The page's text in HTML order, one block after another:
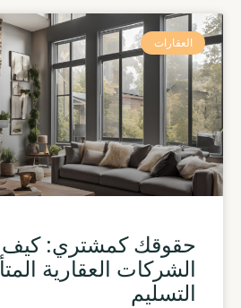
العقارات
حقوقك كمشتري: كيف
الشركات العقارية
التسليم